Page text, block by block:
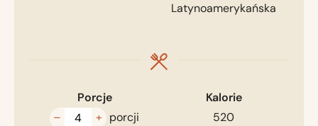
Latynoamerykańska
Porcje
–
+ porcji
Kalorie
520